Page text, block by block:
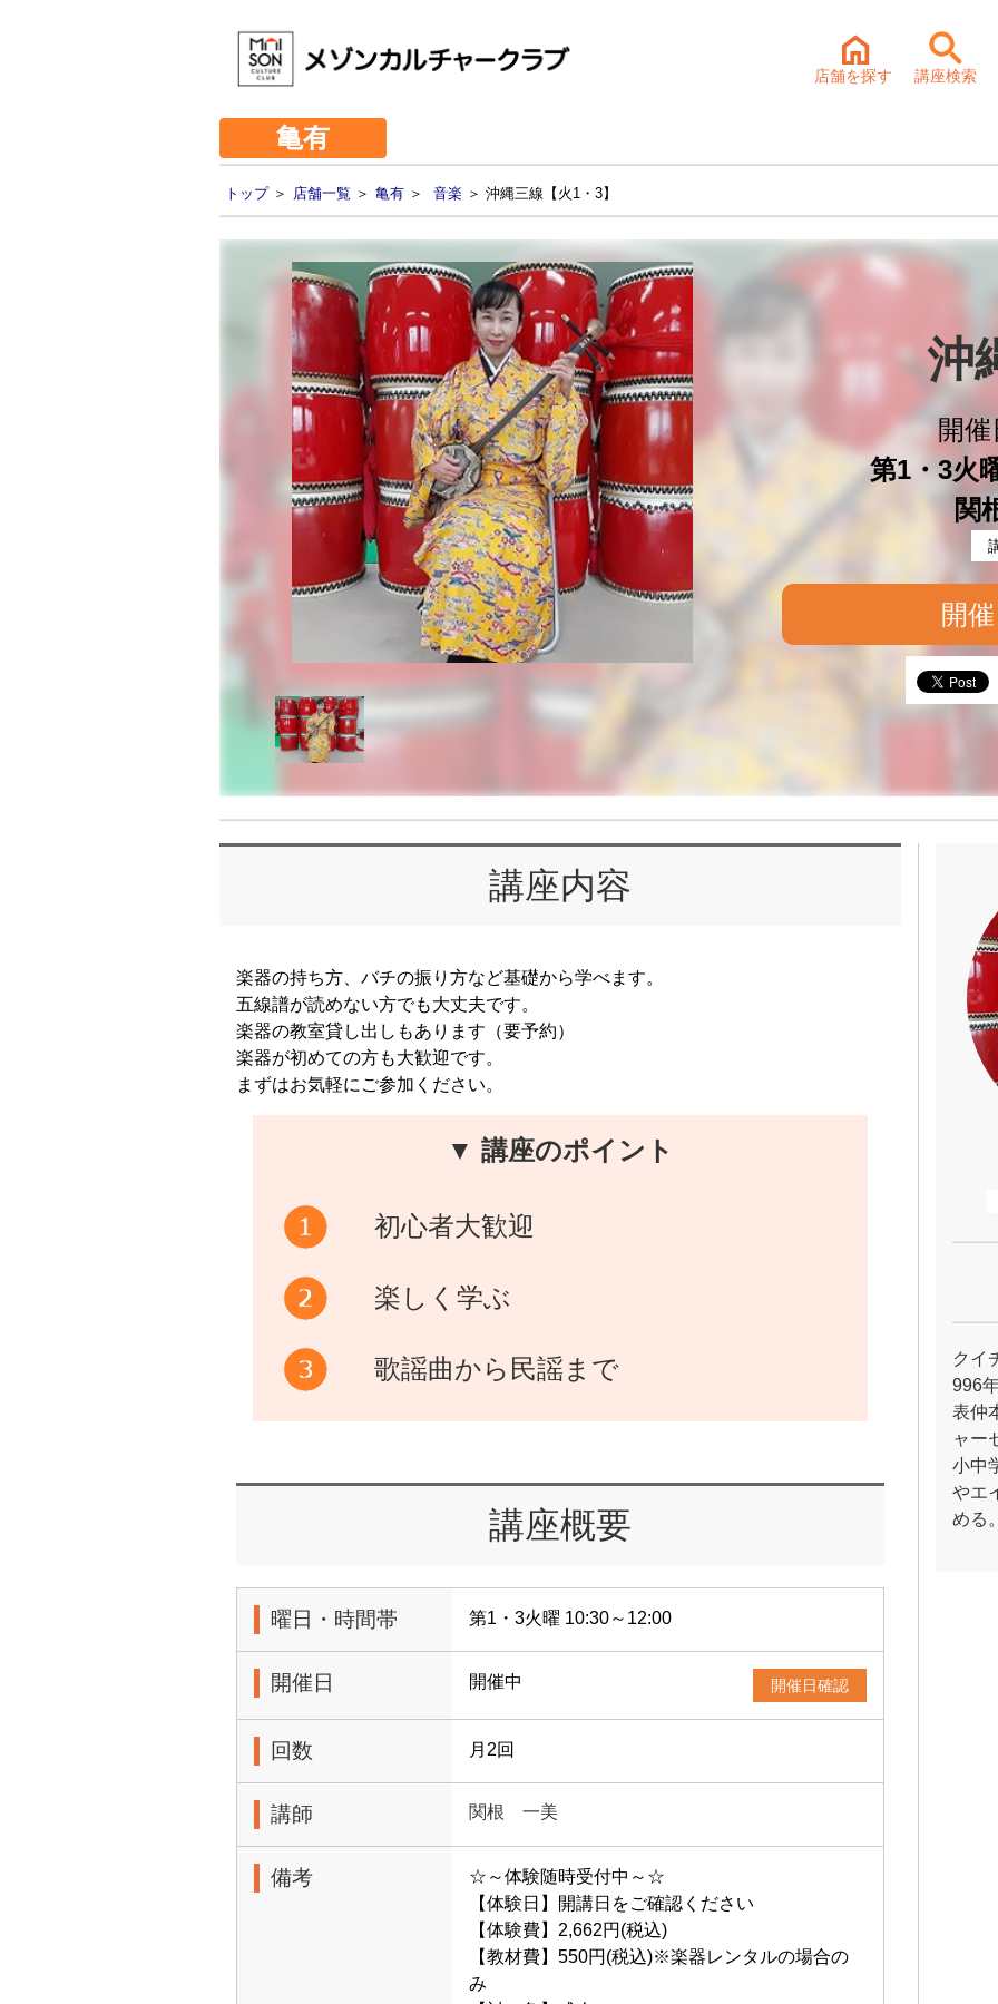
店舗を探す 講座検索
亀有
トップ＞ 店舗一覧 ＞ 亀有 ＞ 音楽 ＞ 沖縄三線【火1・3】
沖
開
第1・3火
関
開
講座内容
楽器の持ち方、バチの振り方など基礎から学べます。
五線譜が読めない方でも大丈夫です。
楽器の教室貸し出しもあります（要予約）
楽器が初めての方も大歓迎です。
まずはお気軽にご参加ください。
▼ 講座のポイント
初心者大歓迎
楽しく学ぶ
歌謡曲から民謡まで
講座概要
曜日・時間帯 第1・3火曜 10:30～12:00
開催日 開催中 開催日確認
回数 月2回
講師 関根 一美
備考
☆～体験随時受付中～☆
【体験日】開講日をご確認ください
【体験費】2,662円(税込)
【教材費】550円(税込)※楽器レンタルの場合の
み
クイ
996
表仲
ャー
小中
やエ
める